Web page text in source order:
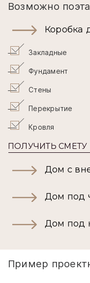
Возможно
Коробка
Закладные
Фундамент
Стены
Перекрытие
Кровля
ПОЛУЧИТЬ СМЕТУ
Дом с
Дом под
Дом под
Пример